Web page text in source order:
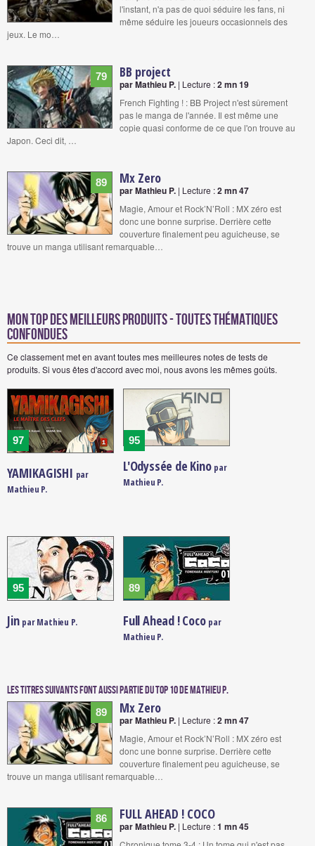
l'instant, n'a pas de quoi séduire les fans, ni
même séduire les joueurs occasionnels des
jeux. Le mo…
79 BB project
par Mathieu P. | Lecture :2 mn 19
French Fighting ! : BB Project n'est sûrement
pas le manga de l'année. Il est même une
copie quasi conforme de ce que l'on trouve au
Japon. Ceci dit, …
89 Mx Zero
par Mathieu P. | Lecture :2 mn 47
Magie, Amour et Rock’N’Roll : MX zéro est
donc une bonne surprise. Derrière cette
couverture finalement peu aguicheuse, se
trouve un manga utilisant remarquable…
Mon Top des meilleurs produits - Toutes thématiques
confondues
Ce classement met en avant toutes mes meilleures notes de tests de
produits. Si vous êtes d'accord avec moi, nous avons les mêmes goûts.
97
YAMIKAGISHI par
Mathieu P.
95
L'Odyssée de Kino par
Mathieu P.
95
Jin par Mathieu P.
89
Full Ahead ! Coco par
Mathieu P.
Les titres suivants font aussi partie du Top 10 de Mathieu P.
89 Mx Zero
par Mathieu P. | Lecture :2 mn 47
Magie, Amour et Rock’N’Roll : MX zéro est
donc une bonne surprise. Derrière cette
couverture finalement peu aguicheuse, se
trouve un manga utilisant remarquable…
86 FULL AHEAD ! COCO
par Mathieu P. | Lecture :1 mn 45